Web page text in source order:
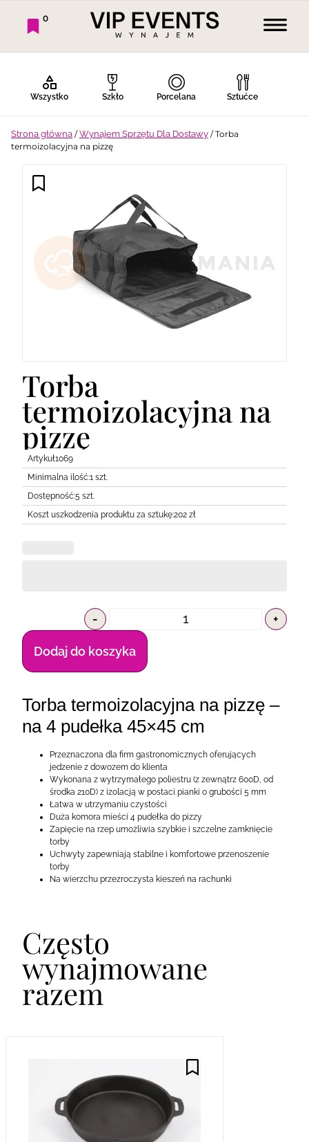
0
Wszystko Szkło Porcelana Sztućce
Tekstylia Dekoracje
Ekspresy Gotowanie Piknik
Strona główna /Wynajem Sprzętu Dla Dostawy / Torba
termoizolacyjna na pizzę
Torba
termoizolacyjna na
pizzę
Artykuł1069
Minimalna ilość:1 szt.
Dostępność:5 szt.
Koszt uszkodzenia produktu za sztukę:202 zł
- +
Dodaj do koszyka
Torba termoizolacyjna na pizzę –
na 4 pudełka 45×45 cm
Przeznaczona dla firm gastronomicznych oferujących
jedzenie z dowozem do klienta
Wykonana z wytrzymałego poliestru (z zewnątrz 600D, od
środka 210D) z izolacją w postaci pianki o grubości 5 mm
Łatwa w utrzymaniu czystości
Duża komora mieści 4 pudełka do pizzy
Zapięcie na rzep umożliwia szybkie i szczelne zamknięcie
torby
Uchwyty zapewniają stabilne i komfortowe przenoszenie
torby
Na wierzchu przezroczysta kieszeń na rachunki
Często
wynajmowane
razem